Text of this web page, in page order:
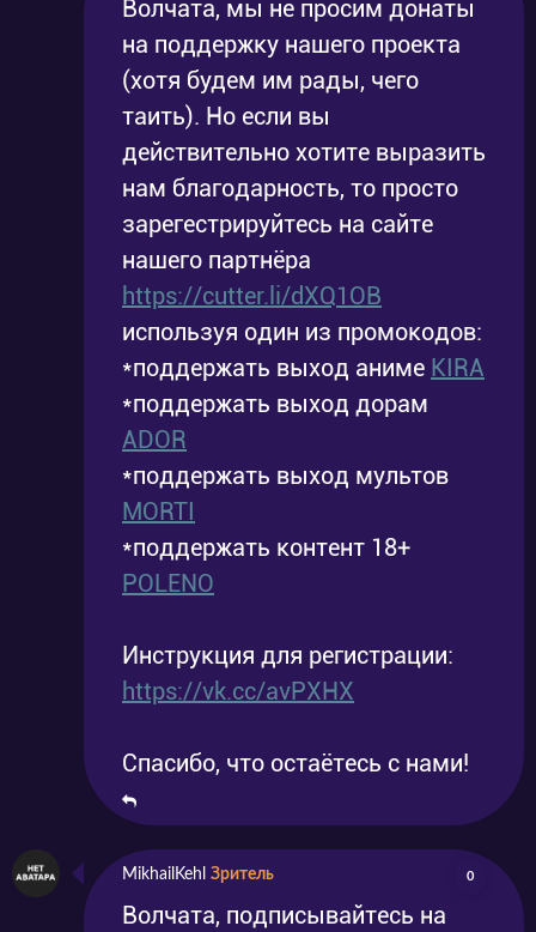
Волчата, мы не просим донаты
на поддержку нашего проекта
(хотя будем им рады, чего
таить). Но если вы
действительно хотите выразить
нам благодарность, то просто
зарегестрируйтесь на сайте
нашего партнёра
https://cutter.li/dXQ1OB
используя один из промокодов:
*поддержать выход аниме KIRA
*поддержать выход дорам
ADOR
*поддержать выход мультов
MORTI
*поддержать контент 18+
POLENO
Инструкция для регистрации:
https://vk.cc/avPXHX
Спасибо, что остаётесь с нами!
MikhailKehl Зритель 0
Волчата, подписывайтесь на